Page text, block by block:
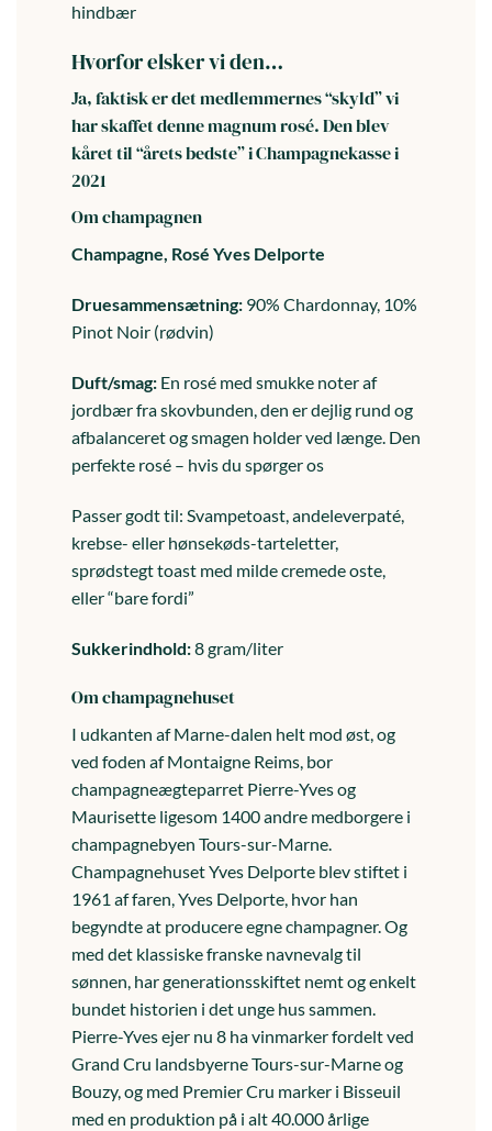
hindbær
Hvorfor elsker vi den…
Ja, faktisk er det medlemmernes “skyld” vi
har skaffet denne magnum rosé. Den blev
kåret til “årets bedste” i Champagnekasse i
2021
Om champagnen
Champagne, Rosé Yves Delporte
Druesammensætning: 90% Chardonnay, 10%
Pinot Noir (rødvin)
Duft/smag: En rosé med smukke noter af
jordbær fra skovbunden, den er dejlig rund og
afbalanceret og smagen holder ved længe. Den
perfekte rosé – hvis du spørger os
Passer godt til: Svampetoast, andeleverpaté,
krebse- eller hønsekøds-tarteletter,
sprødstegt toast med milde cremede oste,
eller “bare fordi”
Sukkerindhold:8 gram/liter
Om champagnehuset
I udkanten af Marne-dalen helt mod øst, og
ved foden af Montaigne Reims, bor
champagneægteparret Pierre-Yves og
Maurisette ligesom 1400 andre medborgere i
champagnebyen Tours-sur-Marne.
Champagnehuset Yves Delporte blev stiftet i
1961 af faren, Yves Delporte, hvor han
begyndte at producere egne champagner. Og
med det klassiske franske navnevalg til
sønnen, har generationsskiftet nemt og enkelt
bundet historien i det unge hus sammen.
Pierre-Yves ejer nu 8 ha vinmarker fordelt ved
Grand Cru landsbyerne Tours-sur-Marne og
Bouzy, og med Premier Cru marker i Bisseuil
med en produktion på i alt 40.000 årlige